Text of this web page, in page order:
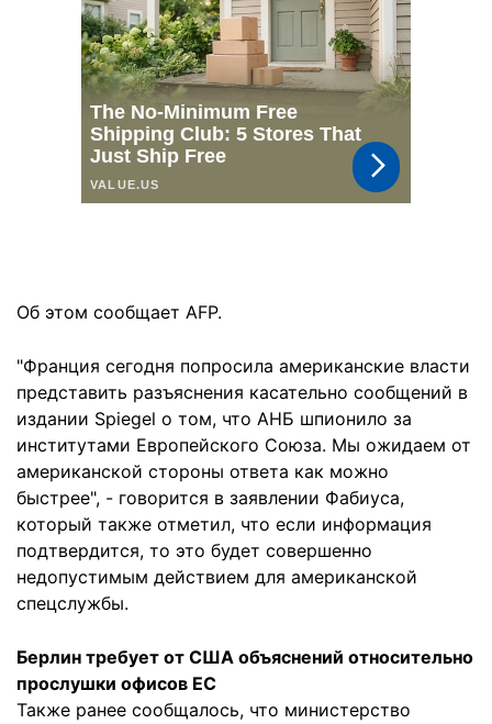
Об этом сообщает AFP.
"Франция сегодня попросила американские власти
представить разъяснения касательно сообщений в
издании Spiegel о том, что АНБ шпионило за
институтами Европейского Союза. Мы ожидаем от
американской стороны ответа как можно
быстрее", - говорится в заявлении Фабиуса,
который также отметил, что если информация
подтвердится, то это будет совершенно
недопустимым действием для американской
спецслужбы.
Берлин требует от США объяснений относительно
прослушки офисов ЕС
Также ранее сообщалось, что министерство